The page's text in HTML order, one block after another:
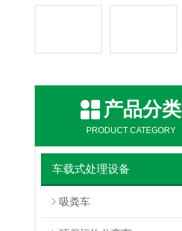
产品分类
PRODUCT CATEGORY
车载式处理设备
吸粪车